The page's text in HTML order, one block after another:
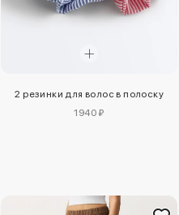
2 резинки для волос в полоску
1940 ₽